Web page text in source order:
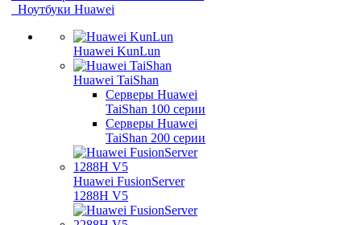
Ноутбуки Huawei
Huawei KunLun
Huawei TaiShan
Серверы Huawei
TaiShan 100 серии
Серверы Huawei
TaiShan 200 серии
Huawei FusionServer
1288H V5